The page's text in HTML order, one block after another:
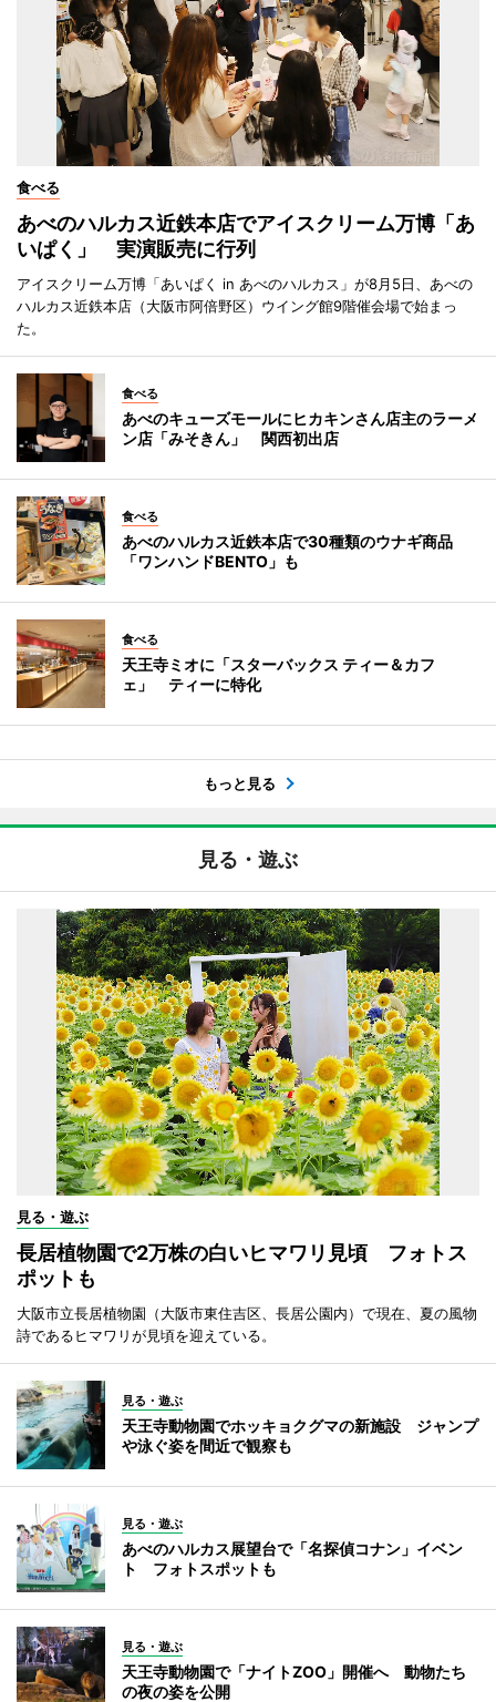
食べる
あべのハルカス近鉄本店でアイスクリーム万博「あ
いぱく」 実演販売に行列
アイスクリーム万博「あいぱく in あべのハルカス」が8月5日、あべの
ハルカス近鉄本店（大阪市阿倍野区）ウイング館9階催会場で始まっ
た。
食べる
あべのキューズモールにヒカキンさん店主のラーメ
ン店「みそきん」 関西初出店
食べる
あべのハルカス近鉄本店で30種類のウナギ商品
「ワンハンドBENTO」も
食べる
天王寺ミオに「スターバックス ティー＆カフ
ェ」 ティーに特化
もっと見る
見る・遊ぶ
見る・遊ぶ
長居植物園で2万株の白いヒマワリ見頃 フォトス
ポットも
大阪市立長居植物園（大阪市東住吉区、長居公園内）で現在、夏の風物
詩であるヒマワリが見頃を迎えている。
見る・遊ぶ
天王寺動物園でホッキョクグマの新施設 ジャンプ
や泳ぐ姿を間近で観察も
見る・遊ぶ
あべのハルカス展望台で「名探偵コナン」イベン
ト フォトスポットも
見る・遊ぶ
天王寺動物園で「ナイトZOO」開催へ 動物たち
の夜の姿を公開